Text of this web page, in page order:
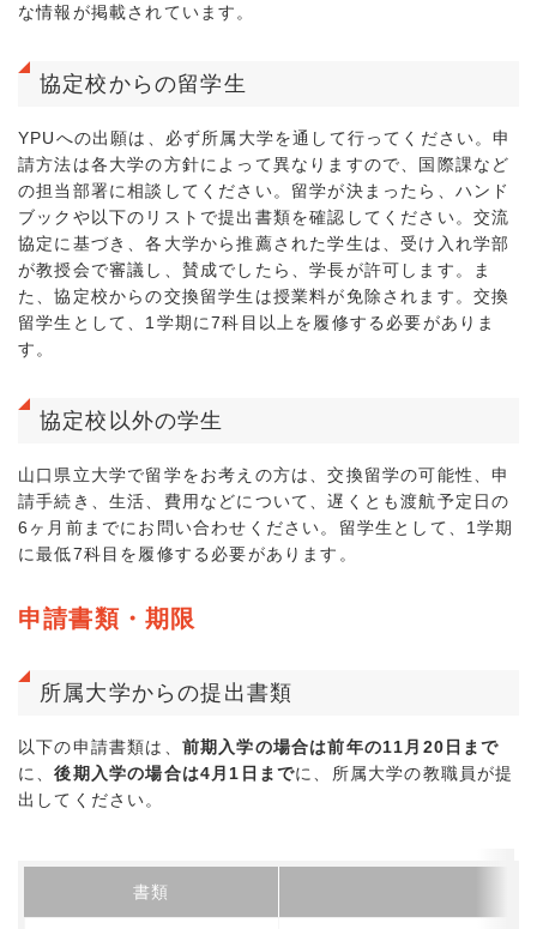
な情報が掲載されています。
協定校からの留学生
YPUへの出願は、必ず所属大学を通して行ってください。申
請方法は各大学の方針によって異なりますので、国際課など
の担当部署に相談してください。留学が決まったら、ハンド
ブックや以下のリストで提出書類を確認してください。交流
協定に基づき、各大学から推薦された学生は、受け入れ学部
が教授会で審議し、賛成でしたら、学長が許可します。ま
た、協定校からの交換留学生は授業料が免除されます。交換
留学生として、1学期に7科目以上を履修する必要がありま
す。
協定校以外の学生
山口県立大学で留学をお考えの方は、交換留学の可能性、申
請手続き、生活、費用などについて、遅くとも渡航予定日の
6ヶ月前までにお問い合わせください。留学生として、1学期
に最低7科目を履修する必要があります。
申請書類・期限
所属大学からの提出書類
以下の申請書類は、 前期入学の場合は前年の11月20日まで
に、後期入学の場合は4月1日までに、所属大学の教職員が提
出してください。
書類